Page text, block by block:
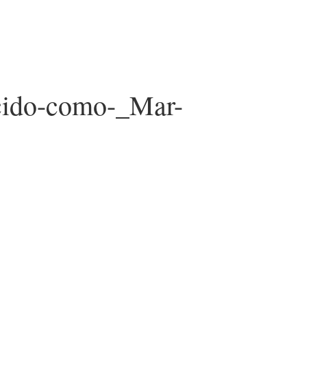
como-_Mar-